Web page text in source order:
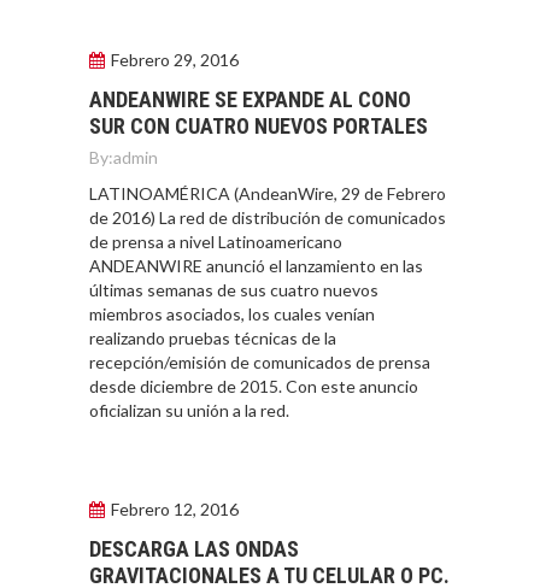
Febrero 29, 2016
ANDEANWIRE SE EXPANDE AL CONO
SUR CON CUATRO NUEVOS PORTALES
By:admin
LATINOAMÉRICA (AndeanWire, 29 de Febrero
de 2016) La red de distribución de comunicados
de prensa a nivel Latinoamericano
ANDEANWIRE anunció el lanzamiento en las
últimas semanas de sus cuatro nuevos
miembros asociados, los cuales venían
realizando pruebas técnicas de la
recepción/emisión de comunicados de prensa
desde diciembre de 2015. Con este anuncio
oficializan su unión a la red.
Febrero 12, 2016
DESCARGA LAS ONDAS
GRAVITACIONALES A TU CELULAR O PC.